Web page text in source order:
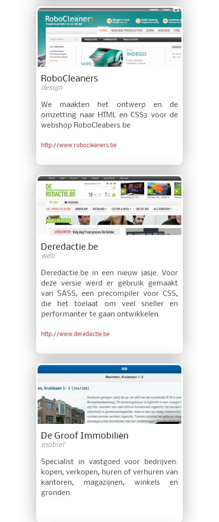
RoboCleaners
design
We maakten het ontwerp en de
omzetting naar HTML en CSS3 voor de
webshop RoboCleabers.be
http://www.robocleaners.be
Deredactie.be
web
Deredactie.be in een nieuw jasje. Voor
deze versie werd er gebruik gemaakt
van SASS, een precompiler voor CSS,
die het toelaat om veel sneller en
performanter te gaan ontwikkelen.
http://www.deredactie.be
De Groof Immobiliën
mobiel
Specialist in vastgoed voor bedrijven:
kopen, verkopen, huren of verhuren van
kantoren, magazijnen, winkels en
gronden.